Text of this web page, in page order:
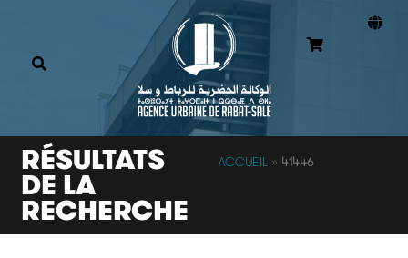
RÉSULTATS
DE LA
RECHERCHE
ACCUEIL » 41446